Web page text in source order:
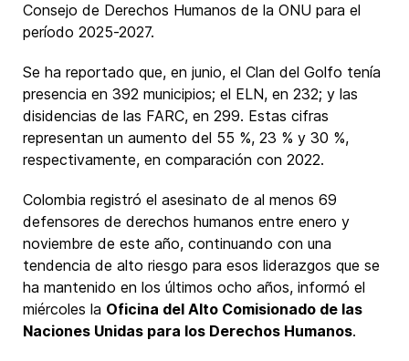
Consejo de Derechos Humanos de la ONU para el
período 2025-2027.
Se ha reportado que, en junio, el Clan del Golfo tenía
presencia en 392 municipios; el ELN, en 232; y las
disidencias de las FARC, en 299. Estas cifras
representan un aumento del 55 %, 23 % y 30 %,
respectivamente, en comparación con 2022.
Colombia registró el asesinato de al menos 69
defensores de derechos humanos entre enero y
noviembre de este año, continuando con una
tendencia de alto riesgo para esos liderazgos que se
ha mantenido en los últimos ocho años, informó el
miércoles la Oficina del Alto Comisionado de las
Naciones Unidas para los Derechos Humanos.